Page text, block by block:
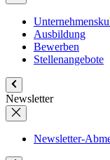
Ausbildung
Bewerben
Stellenangebote
Newsletter
Newsletter-